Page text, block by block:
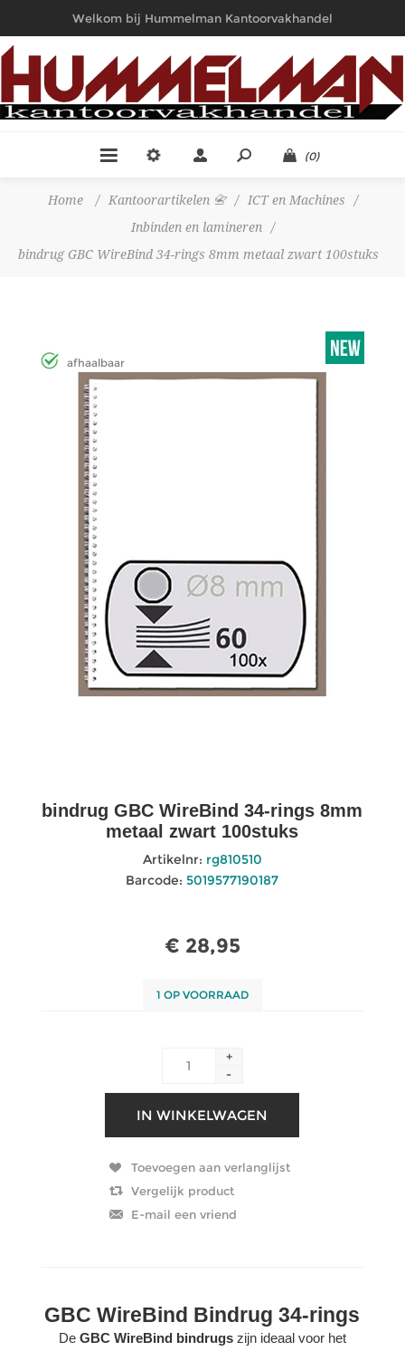
Welkom bij Hummelman Kantoorvakhandel
(0)
Home / Kantoorartikelen 📇 / ICT en Machines
/
Inbinden en lamineren
/
bindrug GBC WireBind 34-rings 8mm metaal zwart 100stuks
afhaalbaar
bindrug GBC WireBind 34-rings 8mm
metaal zwart 100stuks
Artikelnr: rg810510
Barcode: 5019577190187
€ 28,95
1 OP VOORRAAD
+
-
GBC WireBind Bindrug 34-rings
De GBC WireBind bindrugszijn ideaal voor het